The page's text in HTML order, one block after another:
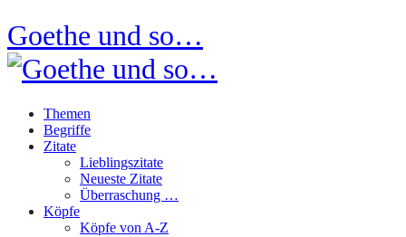
Goethe und so…
Themen
Begriffe
Zitate
Lieblingszitate
Neueste Zitate
Überraschung …
Köpfe
Köpfe von A-Z